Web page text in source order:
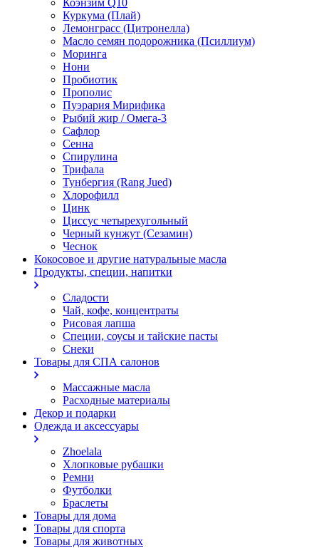
Коэнзим Q10
Куркума (Плай)
Лемонграсс (Цитронелла)
Масло семян подорожника (Псиллиум)
Моринга
Нони
Пробиотик
Прополис
Пуэрария Мирифика
Рыбий жир / Омега-3
Сафлор
Сенна
Спирулина
Трифала
Тунбергия (Rang Jued)
Хлорофилл
Цинк
Циссус четырехугольный
Черный кунжут (Сезамин)
Чеснок
Кокосовое и другие натуральные масла
Продукты, специи, напитки
Сладости
Чай, кофе, концентраты
Рисовая лапша
Специи, соусы и тайские пасты
Снеки
Товары для СПА салонов
Массажные масла
Расходные материалы
Декор и подарки
Одежда и аксессуары
Zhoelala
Хлопковые рубашки
Ремни
Футболки
Браслеты
Товары для дома
Товары для спорта
Товары для животных